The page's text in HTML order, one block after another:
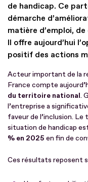
de handicap. Ce
démarche
matière d’emploi,
Il offre aujourd’hui
positif des actions
Acteur important de la
France compte
du territoire national.
l’entreprise a
faveur de l’inclusion. Le
situation de handicap
% en 2025 en fin de
Ces résultats reposent